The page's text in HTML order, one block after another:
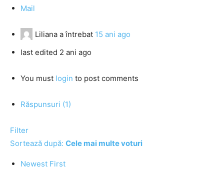
Mail
Liliana a întrebat 15 ani ago
last edited 2 ani ago
You must login to post comments
Răspunsuri (1)
Filter
Sortează după: Cele mai multe voturi
Newest First